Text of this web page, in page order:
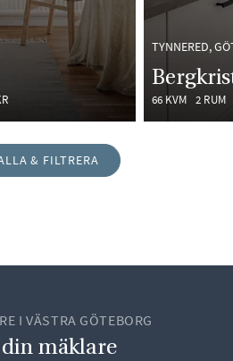
TYNNERED,
66 KVM 2 RUM
& FILTRERA
I VÄSTRA GÖTEBORG
mäklare